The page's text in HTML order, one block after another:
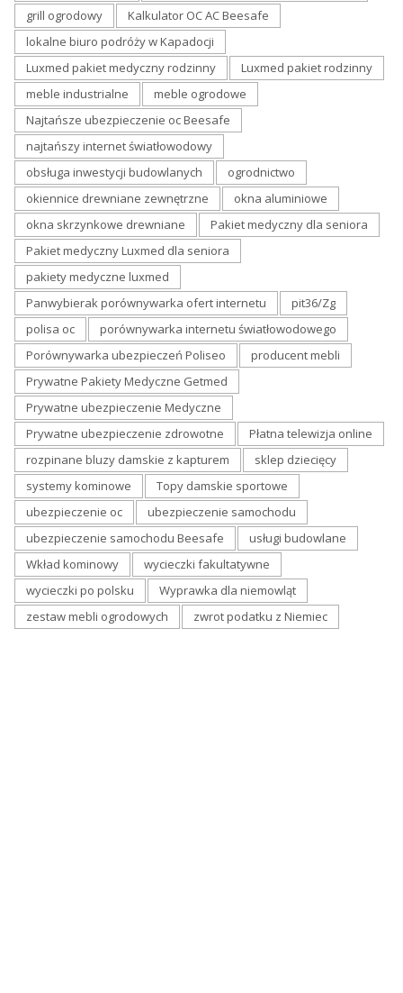
grill ogrodowy
Kalkulator OC AC Beesafe
lokalne biuro podróży w Kapadocji
Luxmed pakiet medyczny rodzinny
Luxmed pakiet rodzinny
meble industrialne
meble ogrodowe
Najtańsze ubezpieczenie oc Beesafe
najtańszy internet światłowodowy
obsługa inwestycji budowlanych
ogrodnictwo
okiennice drewniane zewnętrzne
okna aluminiowe
okna skrzynkowe drewniane
Pakiet medyczny dla seniora
Pakiet medyczny Luxmed dla seniora
pakiety medyczne luxmed
Panwybierak porównywarka ofert internetu
pit36/Zg
polisa oc
porównywarka internetu światłowodowego
Porównywarka ubezpieczeń Poliseo
producent mebli
Prywatne Pakiety Medyczne Getmed
Prywatne ubezpieczenie Medyczne
Prywatne ubezpieczenie zdrowotne
Płatna telewizja online
rozpinane bluzy damskie z kapturem
sklep dziecięcy
systemy kominowe
Topy damskie sportowe
ubezpieczenie oc
ubezpieczenie samochodu
ubezpieczenie samochodu Beesafe
usługi budowlane
Wkład kominowy
wycieczki fakultatywne
wycieczki po polsku
Wyprawka dla niemowląt
zestaw mebli ogrodowych
zwrot podatku z Niemiec